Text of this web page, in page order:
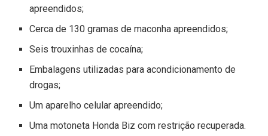
apreendidos;
Cerca de 130 gramas de maconha apreendidos;
Seis trouxinhas de cocaína;
Embalagens utilizadas para acondicionamento de
drogas;
Um aparelho celular apreendido;
Uma motoneta Honda Biz com restrição recuperada.